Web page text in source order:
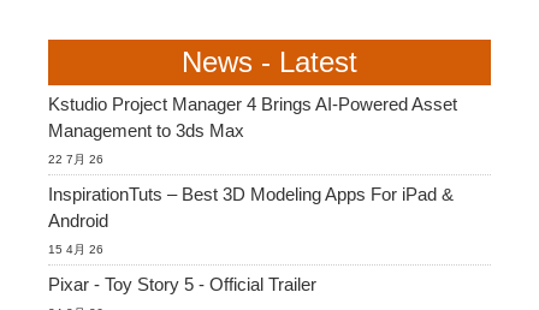
News - Latest
Kstudio Project Manager 4 Brings AI-Powered Asset
Management to 3ds Max
22 7月 26
InspirationTuts – Best 3D Modeling Apps For iPad &
Android
15 4月 26
Pixar - Toy Story 5 - Official Trailer